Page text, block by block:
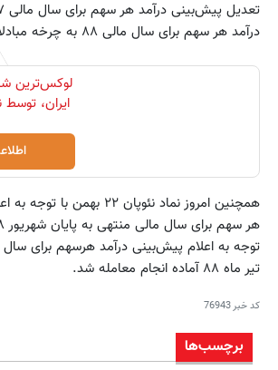
درآمد هر سهم برای سال مالی ۸۸ به چرخه مبادلات بورس بازگشتند.
ایران، توسط
همچنین امروز نماد نئوپان ۲۲
توجه به اعلام پیش‌بینی درآمد هرسهم برای سال
تیر ماه ۸۸ آماده انجام معامله شد.
کد خبر76943
برچسب‌ها